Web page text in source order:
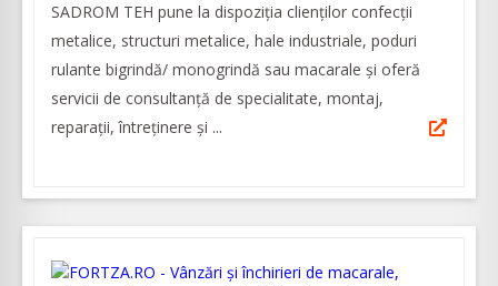
SADROM TEH pune la dispoziția clienților confecții
metalice, structuri metalice, hale industriale, poduri
rulante bigrindă/ monogrindă sau macarale și oferă
servicii de consultanță de specialitate, montaj,
reparații, întreținere și ...